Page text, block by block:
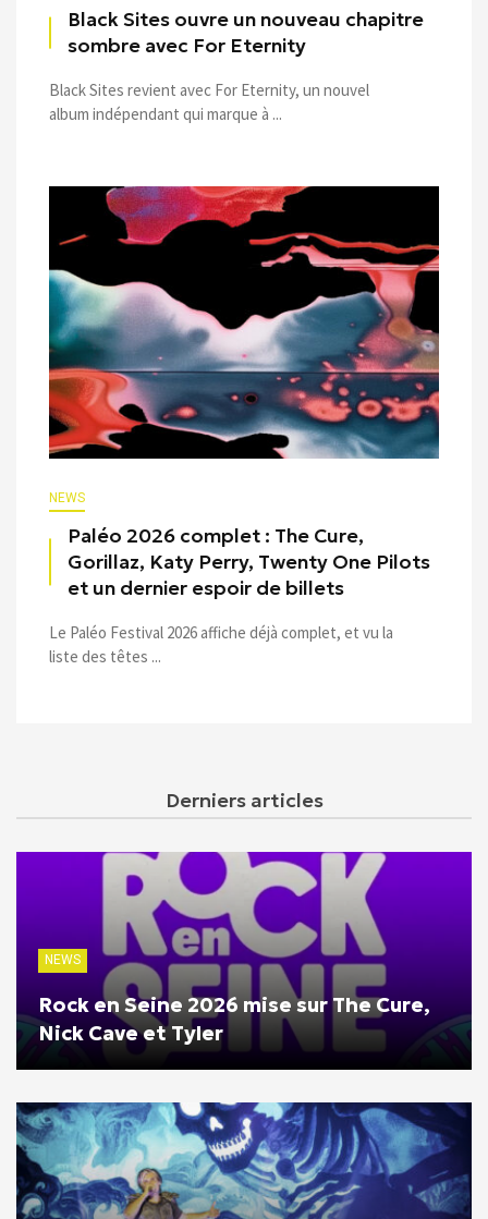
Black Sites ouvre un nouveau chapitre
sombre avec For Eternity
Black Sites revient avec For Eternity, un nouvel
album indépendant qui marque à ...
NEWS
Paléo 2026 complet : The Cure,
Gorillaz, Katy Perry, Twenty One Pilots
et un dernier espoir de billets
Le Paléo Festival 2026 affiche déjà complet, et vu la
liste des têtes ...
Derniers articles
NEWS
Rock en Seine 2026 mise sur The Cure,
Nick Cave et Tyler